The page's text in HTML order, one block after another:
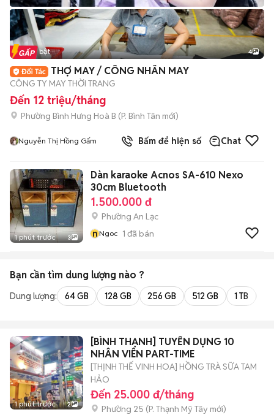
Tin nổi bật 4
THỢ MAY / CÔNG NHÂN MAY
CÔNG TY MAY THỜI TRANG
Đến 12 triệu/tháng
Phường Bình Hưng Hoà B (P. Bình Tân mới)
Nguyễn Thị Hồng Gấm Bấm để hiện số Chat
1 phút trước 3
Dàn karaoke Acnos SA-610 Nexo
30cm Bluetooth
1.500.000 đ
Phường An Lạc
nNgoc 1 đã bán
Bạn cần tìm dung lượng nào ?
Dung lượng: 64 GB 128 GB 256 GB 512 GB 1 TB
1 phút trước 2
[BÌNH THẠNH] TUYỂN DỤNG 10
NHÂN VIÊN PART-TIME
[THỊNH THẾ VINH HOA] HỒNG TRÀ SỮA TAM
HẢO
Đến 25.000 đ/tháng
Phường 25 (P. Thạnh Mỹ Tây mới)